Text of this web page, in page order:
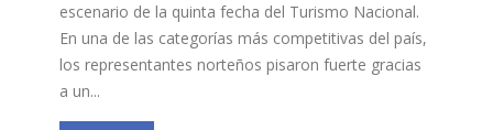
escenario de la quinta fecha del Turismo Nacional.
En una de las categorías más competitivas del país,
los representantes norteños pisaron fuerte gracias
a un...